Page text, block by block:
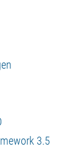
3.5